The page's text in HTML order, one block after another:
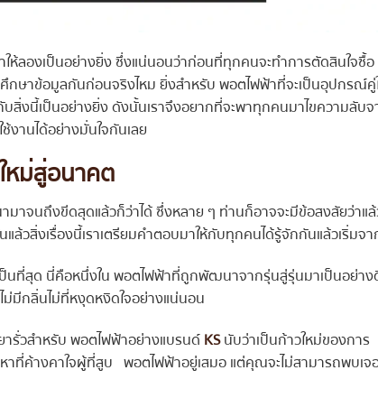
ห้ลองเป็นอย่างยิ่ง ซึ่งแน่นอนว่าก่อนที่ทุกคนจะทำการตัดสินใจซื้อ
กษาข้อมูลกันก่อนจริงไหม ยิ่งสำหรับ พอตไฟฟ้าที่จะเป็นอุปกรณ์คู่
งนี้เป็นอย่างยิ่ง ดังนั้นเราจึงอยากที่จะพาทุกคนมาไขความลับจ
งานได้อย่างมั่นใจกันเลย
ม่สู่อนาคต
จนถึงขีดสุดแล้วก็ว่าได้ ซึ่งหลาย ๆ ท่านก็อาจจะมีข้อสงสัยว่าแ
วสิ่งเรื่องนี้เราเตรียมคำตอบมาให้กับทุกคนได้รู้จักกันแล้วเริ่มจา
ป็นที่สุด นี่คือหนึ่งใน พอตไฟฟ้าที่ถูกพัฒนาจากรุ่นสู่รุ่นมาเป็นอย่าง
ม่มีกลิ่นไม่ที่หงุดหงิดใจอย่างแน่นอน
รั่วสำหรับ พอตไฟฟ้าอย่างแบรนด์KSนับว่าเป็นก้าวใหม่ของการ
ที่ค้างคาใจผู้ที่สูบ พอตไฟฟ้าอยู่เสมอ แต่คุณจะไม่สามารถพบเจ